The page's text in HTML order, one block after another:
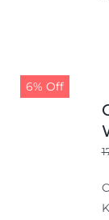
6% Off